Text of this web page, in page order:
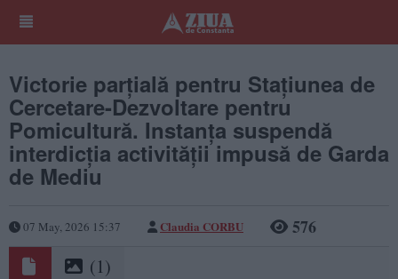
Victorie parțială pentru Stațiunea de
Cercetare-Dezvoltare pentru
Pomicultură. Instanța suspendă
interdicția activității impusă de Garda
de Mediu
07 May, 2026 15:37 Claudia CORBU 576
(1)